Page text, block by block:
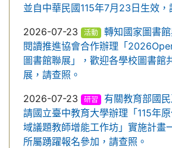
並自中華民國115年7月23日生效，
2026-07-23
活動
轉知國家圖書
閱讀推進協會合作辦理「
圖書館聯展」，歡迎各學校圖書館
展，請查照。
2026-07-23
研習
有關教育部國
請國立臺中教育大學辦理「115年
域議題教師增能工作坊」實施計畫
所屬踴躍報名參加，請查照。